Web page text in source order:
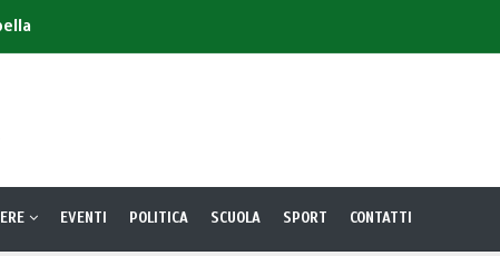
di Galatina, arrestato 34enne soletano
“Ucraina. La bellezza oltre il dolore”
con Antonio Castrignanò & Taranta Sounds
EVENTI POLITICA SCUOLA SPORT CONTATTI